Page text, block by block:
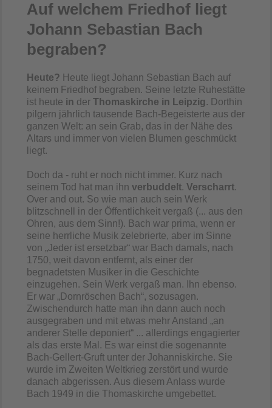
Auf welchem Friedhof liegt
Johann Sebastian Bach
begraben?
Heute? Heute liegt Johann Sebastian Bach auf
keinem Friedhof begraben. Seine letzte Ruhestätte
ist heute in der Thomaskirche in Leipzig. Dorthin
pilgern jährlich tausende Bach-Begeisterte aus der
ganzen Welt: an sein Grab, das in der Nähe des
Altars und immer von vielen Blumen geschmückt
liegt.
Doch da - ruht er noch nicht immer. Kurz nach
seinem Tod hat man ihn verbuddelt. Verscharrt.
Over and out. So wie man auch sein Werk
blitzschnell in der Öffentlichkeit vergaß (... aus den
Ohren, aus dem Sinn!). Bach war prima, wenn er
seine herrliche Musik zelebrierte, aber im Sinne
von „Jeder ist ersetzbar“ war Bach damals, nach
1750, weit davon entfernt, als einer der
begnadetsten Musiker in die Geschichte
einzugehen. Sein Werk vergaß man. Ihn ebenso.
Er war „Dornröschen Bach“, sozusagen.
Zwischendurch hatte man ihn dann auch noch
ausgegraben und mit etwas mehr Anstand „an
anderer Stelle deponiert“ ... allerdings engagierter
als das erste Mal. Es war einst die sogenannte
Bach-Gellert-Gruft unter der Johanniskirche. Sie
wurde im Zweiten Weltkrieg zerstört und wurde
danach abgerissen. Aus diesem Anlass wurde
Bach 1949 in die Thomaskirche umgebettet.